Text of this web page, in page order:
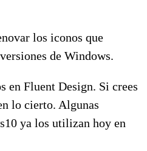
los iconos que
de Windows.
en Fluent Design. Si crees
lo cierto. Algunas
ya los utilizan hoy en